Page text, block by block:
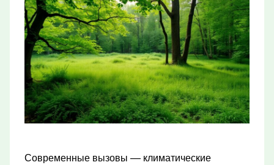
Современные вызовы — климатические